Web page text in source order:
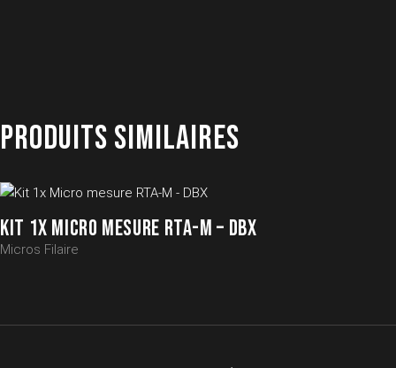
PRODUITS SIMILAIRES
KIT 1X MICRO MESURE RTA-M – DBX
Micros Filaire